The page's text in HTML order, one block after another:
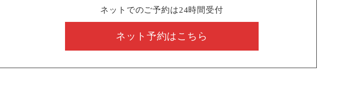
ネットでのご予約は24時間受付
ネット予約はこちら